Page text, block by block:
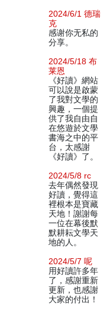
2024/6/1 德瑞
克
感谢你无私的
分享。
2024/5/18 布
莱恩
《好讀》網站
可以說是啟蒙
了我對文學的
興趣，一個提
供了我自由自
在悠遊於文學
書海之中的平
台，太感謝
《好讀》了。
2024/5/8 rc
去年偶然發現
好讀，覺得這
裡根本是寶藏
天地！謝謝每
一位在幕後默
默耕耘文學天
地的人。
2024/5/7 呢
用好讀許多年
了，感謝重新
更新，也感謝
大家的付出！